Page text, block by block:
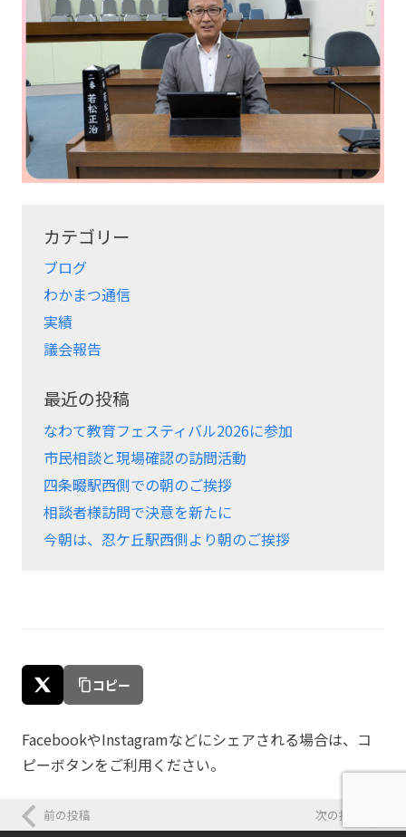
カテゴリー
ブログ
わかまつ通信
実績
議会報告
最近の投稿
なわて教育フェスティバル2026に参加
市民相談と現場確認の訪問活動
四条畷駅西側での朝のご挨拶
相談者様訪問で決意を新たに
今朝は、忍ケ丘駅西側より朝のご挨拶
コピー
FacebookやInstagramなどにシェアされる場合は、コ
ピーボタンをご利用ください。
前の投稿 次の投稿